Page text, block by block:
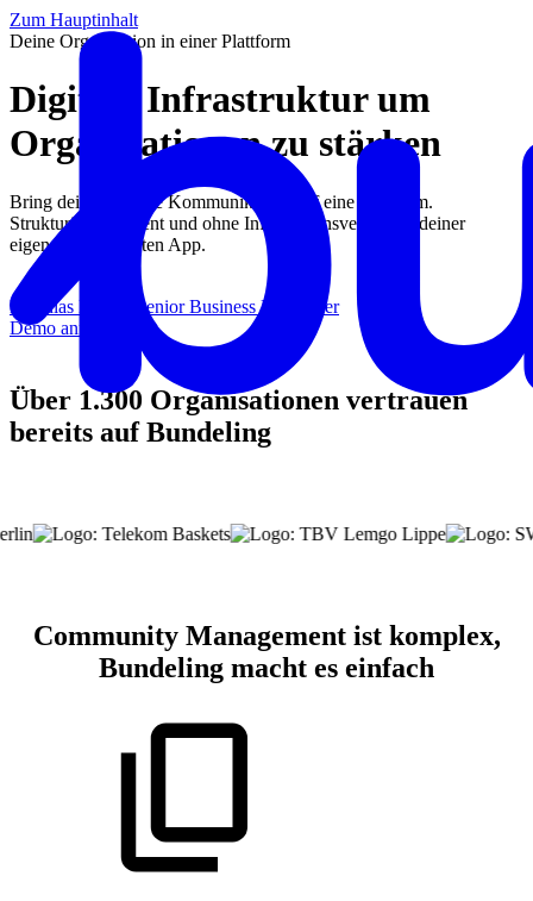
Zum Hauptinhalt
Deine Organisation in einer Plattform
Digitale Infrastruktur um
Organisationen zu stärken
Bring deine gesamte Kommunikation auf eine Plattform.
Strukturiert, effizient und ohne Informationsverlust. In deiner
eigenen gebrandeten App.
Matthias Köhler
Senior Business Developer
Demo anfragen
Über 1.300 Organisationen vertrauen
bereits auf Bundeling
Community Management ist komplex,
Bundeling macht es einfach